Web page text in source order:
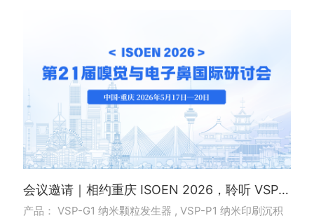
会议邀请｜相约重庆 ISOEN 2026，聆听 VSParticle 气体传感前沿报告
产品： VSP-G1 纳米颗粒发生器 , VSP-P1 纳米印刷沉积